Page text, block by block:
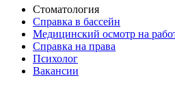
Стоматология
Справка в бассейн
Медицинский осмотр на
Справка на права
Психолог
Вакансии